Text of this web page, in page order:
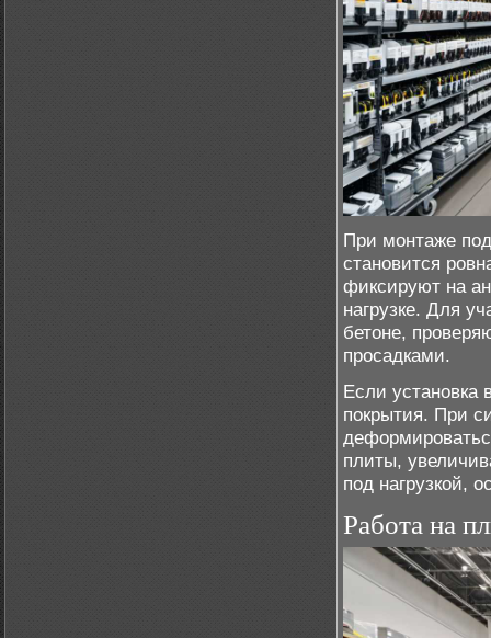
При монтаже
становится
фиксируют на
нагрузке. Для
бетоне,
просадками.
Если установка
покрытия. При
плиты,
под нагрузкой,
Работа на